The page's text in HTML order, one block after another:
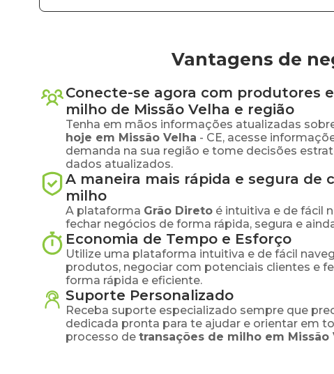
Vantagens de
Conecte-se agora com produtores
milho de Missão Velha e região
Tenha em mãos informações atualizadas
hoje em Missão Velha - CE, acesse
demanda na sua região e tome decisões
dados atualizados.
A maneira mais rápida e segura de
milho
A plataforma Grão Direto é intuitiva e de fácil
fechar negócios de forma rápida, segura e
Economia de Tempo e Esforço
Utilize uma plataforma intuitiva e de fácil
produtos, negociar com potenciais clientes e
forma rápida e eficiente.
Suporte Personalizado
Receba suporte especializado sempre que
dedicada pronta para te ajudar e orientar em
processo de transações de milho em Missão